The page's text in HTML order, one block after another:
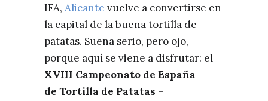
IFA, Alicante vuelve a convertirse en
la capital de la buena tortilla de
patatas. Suena serio, pero ojo,
porque aquí se viene a disfrutar: el
XVIII Campeonato de España
de Tortilla de Patatas –